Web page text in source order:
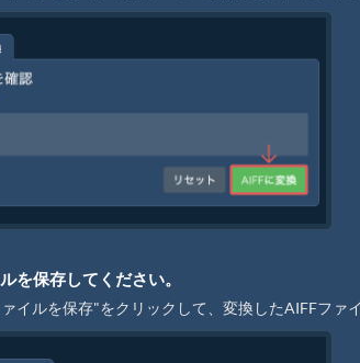
を保存してください。
イルを保存"をクリックして、変換したAIFFファ